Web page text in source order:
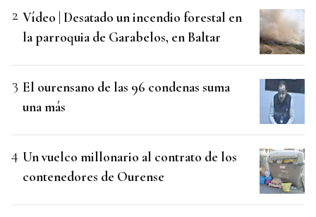
Vídeo | Desatado un incendio forestal en
la parroquia de Garabelos, en Baltar
El ourensano de las 96 condenas suma
una más
Un vuelco millonario al contrato de los
contenedores de Ourense